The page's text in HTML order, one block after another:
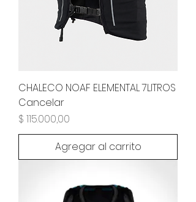
CHALECO NOAF ELEMENTAL 7LITROS
Cancelar
Precio
$ 115.000,00
Agregar al carrito